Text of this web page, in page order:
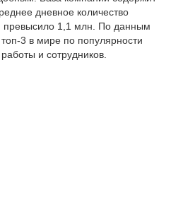
дневное количество
превысило 1,1 млн. По данным
3 в мире по популярности
и сотрудников.